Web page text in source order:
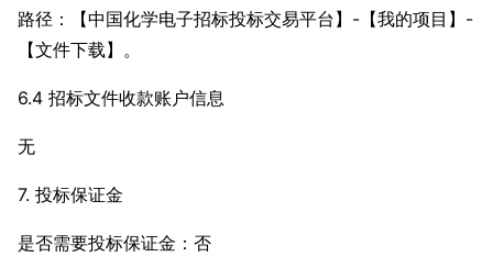
路径：【中国化学电子招标投标交易平台】-【我的项目】-
【文件下载】。
6.4 招标文件收款账户信息
无
7. 投标保证金
是否需要投标保证金：否